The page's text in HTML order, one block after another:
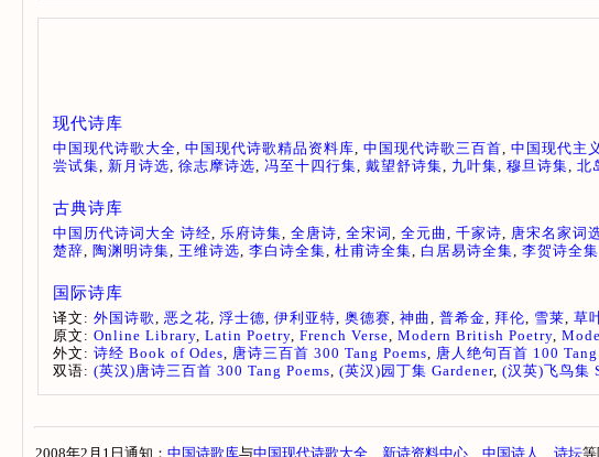
现代诗库
中国现代诗歌大全, 中国现代诗歌精品资料库, 中国现代诗歌三百首, 中国现代主
尝试集, 新月诗选, 徐志摩诗选, 冯至十四行集, 戴望舒诗集, 九叶集, 穆旦诗集, 北
古典诗库
中国历代诗词大全 诗经, 乐府诗集, 全唐诗, 全宋词 , 全元曲, 千家诗, 唐宋名家词
楚辞, 陶渊明诗集, 王维诗选, 李白诗全集, 杜甫诗全集, 白居易诗全集, 李贺诗全集
国际诗库
译文: 外国诗歌, 恶之花, 浮士德, 伊利亚特, 奥德赛, 神曲, 普希金, 拜伦, 雪莱, 草
原文: Online Library, Latin Poetry, French Verse, Modern British Poetry,
外文: 诗经 Book of Odes, 唐诗三百首 300 Tang Poems, 唐人绝句百首 100
双语: (英汉)唐诗三百首 300 Tang Poems, (英汉)园丁集 Gardener, (汉英)飞鸟集
2008年2月1日通知： 中国诗歌库与中国现代诗歌大全 新诗资料中心 中国诗人 诗坛等